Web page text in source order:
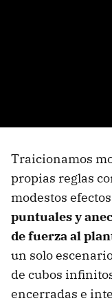
Traicionamos
propias reglas
modestos
puntuales y
de fuerza al
un solo
de cubos
encerradas e